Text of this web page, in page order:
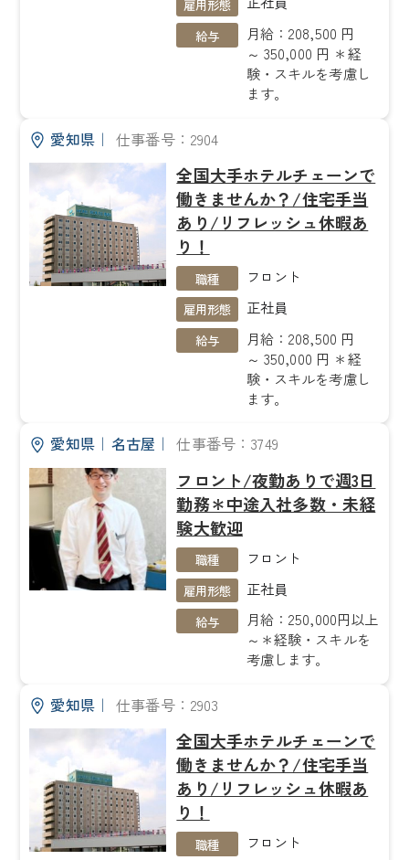
雇用形態
給与
月給：208,500 円
～ 350,000 円 ＊経
験・スキルを考慮し
ます。
愛知県｜ 仕事番号：2904
全国大手ホテルチェーンで
働きませんか？/住宅手当
あり/リフレッシュ休暇あ
り！
職種 フロント
雇用形態 正社員
給与
月給：208,500 円
～ 350,000 円 ＊経
験・スキルを考慮し
ます。
愛知県｜ 名古屋 ｜ 仕事番号：3749
フロント/夜勤ありで週3日
勤務＊中途入社多数・未経
験大歓迎
職種 フロント
雇用形態 正社員
給与
月給：250,000円以上
～＊経験・スキルを
考慮します。
愛知県｜ 仕事番号：2903
全国大手ホテルチェーンで
働きませんか？/住宅手当
あり/リフレッシュ休暇あ
り！
職種 フロント